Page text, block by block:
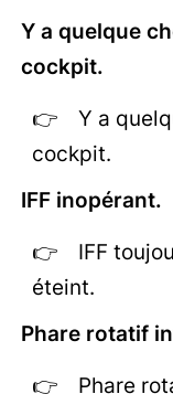
Y a quelque
cockpit.
Y a
cockpit.
IFF inopérant.
IFF
éteint.
Phare rotatif
Phare